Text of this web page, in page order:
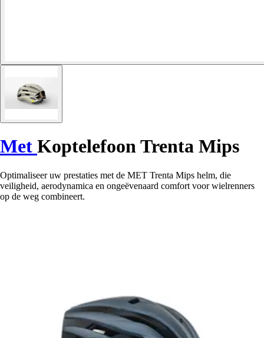
Met Koptelefoon Trenta Mips
Optimaliseer uw prestaties met de MET Trenta Mips helm, die
veiligheid, aerodynamica en ongeëvenaard comfort voor wielrenners
op de weg combineert.